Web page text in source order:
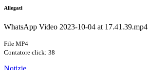
Allegati
WhatsApp Video 2023-10-04 at 17.41.39.mp4
File MP4
Contatore click: 38
Notizie